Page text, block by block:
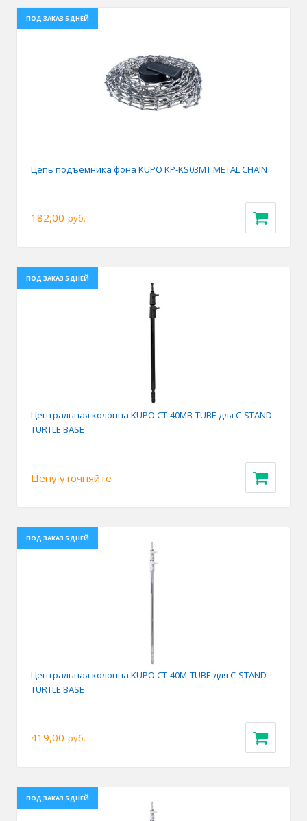
ПОД ЗАКАЗ 5 ДНЕЙ
Цепь подъемника фона KUPO KP-KS03MT METAL CHAIN
182,00 руб.
ПОД ЗАКАЗ 5 ДНЕЙ
Центральная колонна KUPO CT-40MB-TUBE для C-STAND
TURTLE BASE
Цену уточняйте
ПОД ЗАКАЗ 5 ДНЕЙ
Центральная колонна KUPO CT-40M-TUBE для C-STAND
TURTLE BASE
419,00 руб.
ПОД ЗАКАЗ 5 ДНЕЙ